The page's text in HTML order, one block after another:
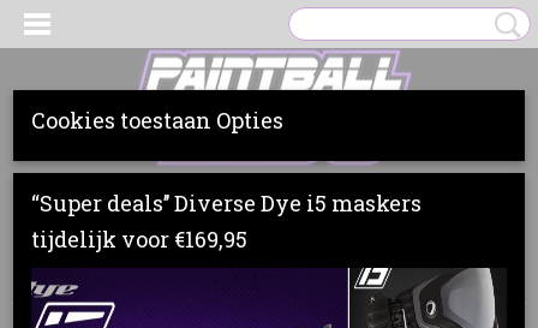
Geen producten
Home>Barrels Barrel Kit Boomstick-I TI FC
Cookies toestaan Opties
“Super deals’’ Diverse Dye i5 maskers
tijdelijk voor €169,95